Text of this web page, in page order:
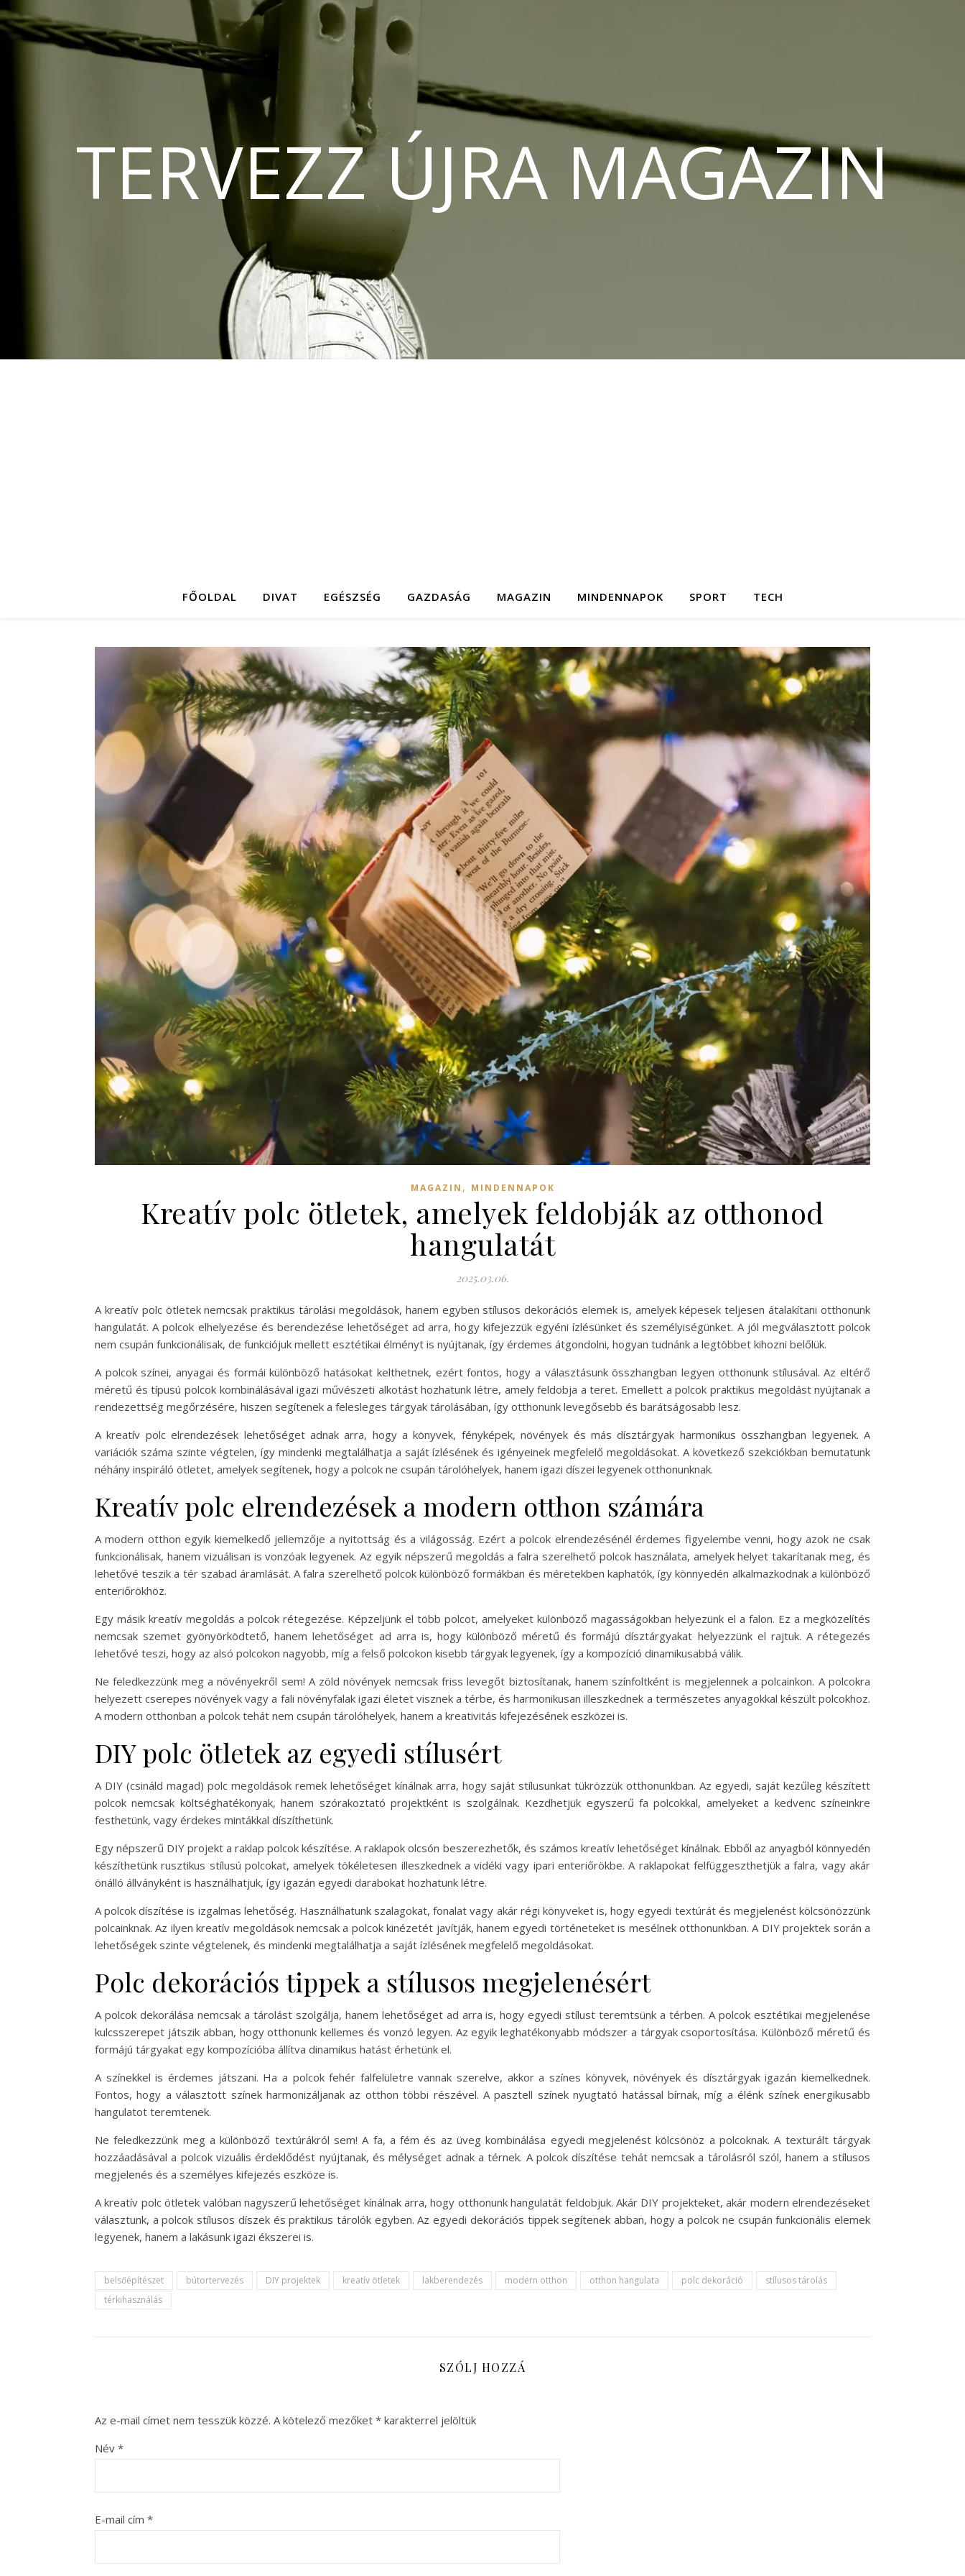
TERVEZZ ÚJRA MAGAZIN
FŐOLDAL DIVAT EGÉSZSÉG GAZDASÁG MAGAZIN MINDENNAPOK SPORT TECH
MAGAZIN , MINDENNAPOK
Kreatív polc ötletek, amelyek feldobják az otthonod
hangulatát
2025.03.06.
A kreatív polc ötletek nemcsak praktikus tárolási megoldások, hanem egyben stílusos dekorációs elemek is, amelyek képesek teljesen átalakítani otthonunk
hangulatát. A polcok elhelyezése és berendezése lehetőséget ad arra, hogy kifejezzük egyéni ízlésünket és személyiségünket. A jól megválasztott polcok
nem csupán funkcionálisak, de funkciójuk mellett esztétikai élményt is nyújtanak, így érdemes átgondolni, hogyan tudnánk a legtöbbet kihozni belőlük.
A polcok színei, anyagai és formái különböző hatásokat kelthetnek, ezért fontos, hogy a választásunk összhangban legyen otthonunk stílusával. Az eltérő
méretű és típusú polcok kombinálásával igazi művészeti alkotást hozhatunk létre, amely feldobja a teret. Emellett a polcok praktikus megoldást nyújtanak a
rendezettség megőrzésére, hiszen segítenek a felesleges tárgyak tárolásában, így otthonunk levegősebb és barátságosabb lesz.
A kreatív polc elrendezések lehetőséget adnak arra, hogy a könyvek, fényképek, növények és más dísztárgyak harmonikus összhangban legyenek. A
variációk száma szinte végtelen, így mindenki megtalálhatja a saját ízlésének és igényeinek megfelelő megoldásokat. A következő szekciókban bemutatunk
néhány inspiráló ötletet, amelyek segítenek, hogy a polcok ne csupán tárolóhelyek, hanem igazi díszei legyenek otthonunknak.
Kreatív polc elrendezések a modern otthon számára
A modern otthon egyik kiemelkedő jellemzője a nyitottság és a világosság. Ezért a polcok elrendezésénél érdemes figyelembe venni, hogy azok ne csak
funkcionálisak, hanem vizuálisan is vonzóak legyenek. Az egyik népszerű megoldás a falra szerelhető polcok használata, amelyek helyet takarítanak meg, és
lehetővé teszik a tér szabad áramlását. A falra szerelhető polcok különböző formákban és méretekben kaphatók, így könnyedén alkalmazkodnak a különböző
enteriőrökhöz.
Egy másik kreatív megoldás a polcok rétegezése. Képzeljünk el több polcot, amelyeket különböző magasságokban helyezünk el a falon. Ez a megközelítés
nemcsak szemet gyönyörködtető, hanem lehetőséget ad arra is, hogy különböző méretű és formájú dísztárgyakat helyezzünk el rajtuk. A rétegezés
lehetővé teszi, hogy az alsó polcokon nagyobb, míg a felső polcokon kisebb tárgyak legyenek, így a kompozíció dinamikusabbá válik.
Ne feledkezzünk meg a növényekről sem! A zöld növények nemcsak friss levegőt biztosítanak, hanem színfoltként is megjelennek a polcainkon. A polcokra
helyezett cserepes növények vagy a fali növényfalak igazi életet visznek a térbe, és harmonikusan illeszkednek a természetes anyagokkal készült polcokhoz.
A modern otthonban a polcok tehát nem csupán tárolóhelyek, hanem a kreativitás kifejezésének eszközei is.
DIY polc ötletek az egyedi stílusért
A DIY (csináld magad) polc megoldások remek lehetőséget kínálnak arra, hogy saját stílusunkat tükrözzük otthonunkban. Az egyedi, saját kezűleg készített
polcok nemcsak költséghatékonyak, hanem szórakoztató projektként is szolgálnak. Kezdhetjük egyszerű fa polcokkal, amelyeket a kedvenc színeinkre
festhetünk, vagy érdekes mintákkal díszíthetünk.
Egy népszerű DIY projekt a raklap polcok készítése. A raklapok olcsón beszerezhetők, és számos kreatív lehetőséget kínálnak. Ebből az anyagból könnyedén
készíthetünk rusztikus stílusú polcokat, amelyek tökéletesen illeszkednek a vidéki vagy ipari enteriőrökbe. A raklapokat felfüggeszthetjük a falra, vagy akár
önálló állványként is használhatjuk, így igazán egyedi darabokat hozhatunk létre.
A polcok díszítése is izgalmas lehetőség. Használhatunk szalagokat, fonalat vagy akár régi könyveket is, hogy egyedi textúrát és megjelenést kölcsönözzünk
polcainknak. Az ilyen kreatív megoldások nemcsak a polcok kinézetét javítják, hanem egyedi történeteket is mesélnek otthonunkban. A DIY projektek során a
lehetőségek szinte végtelenek, és mindenki megtalálhatja a saját ízlésének megfelelő megoldásokat.
Polc dekorációs tippek a stílusos megjelenésért
A polcok dekorálása nemcsak a tárolást szolgálja, hanem lehetőséget ad arra is, hogy egyedi stílust teremtsünk a térben. A polcok esztétikai megjelenése
kulcsszerepet játszik abban, hogy otthonunk kellemes és vonzó legyen. Az egyik leghatékonyabb módszer a tárgyak csoportosítása. Különböző méretű és
formájú tárgyakat egy kompozícióba állítva dinamikus hatást érhetünk el.
A színekkel is érdemes játszani. Ha a polcok fehér falfelületre vannak szerelve, akkor a színes könyvek, növények és dísztárgyak igazán kiemelkednek.
Fontos, hogy a választott színek harmonizáljanak az otthon többi részével. A pasztell színek nyugtató hatással bírnak, míg a élénk színek energikusabb
hangulatot teremtenek.
Ne feledkezzünk meg a különböző textúrákról sem! A fa, a fém és az üveg kombinálása egyedi megjelenést kölcsönöz a polcoknak. A texturált tárgyak
hozzáadásával a polcok vizuális érdeklődést nyújtanak, és mélységet adnak a térnek. A polcok díszítése tehát nemcsak a tárolásról szól, hanem a stílusos
megjelenés és a személyes kifejezés eszköze is.
A kreatív polc ötletek valóban nagyszerű lehetőséget kínálnak arra, hogy otthonunk hangulatát feldobjuk. Akár DIY projekteket, akár modern elrendezéseket
választunk, a polcok stílusos díszek és praktikus tárolók egyben. Az egyedi dekorációs tippek segítenek abban, hogy a polcok ne csupán funkcionális elemek
legyenek, hanem a lakásunk igazi ékszerei is.
belsőépítészet bútortervezés DIY projektek kreatív ötletek lakberendezés modern otthon otthon hangulata polc dekoráció
stílusos tárolás
térkihasználás
SZÓLJ HOZZÁ
Az e-mail címet nem tesszük közzé. A kötelező mezőket * karakterrel jelöltük
Név *
E-mail cím *